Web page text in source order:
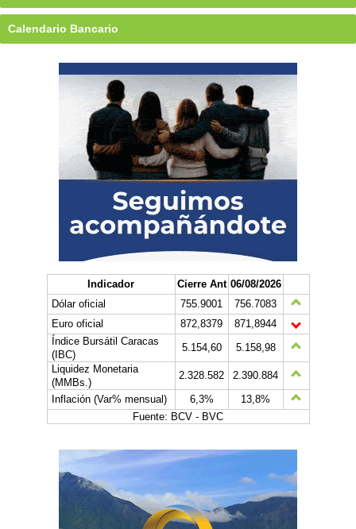
Calendario Bancario
Indicador Cierre Ant 06/08/2026
Dólar oficial
755.9001
756.7083
Euro oficial
872,8379
871,8944
Índice Bursátil Caracas
(IBC)
5.154,60
5.158,98
Liquidez Monetaria
(MMBs.)
2.328.582
2.390.884
Inflación (Var% mensual)
6,3%
13,8%
Fuente: BCV - BVC